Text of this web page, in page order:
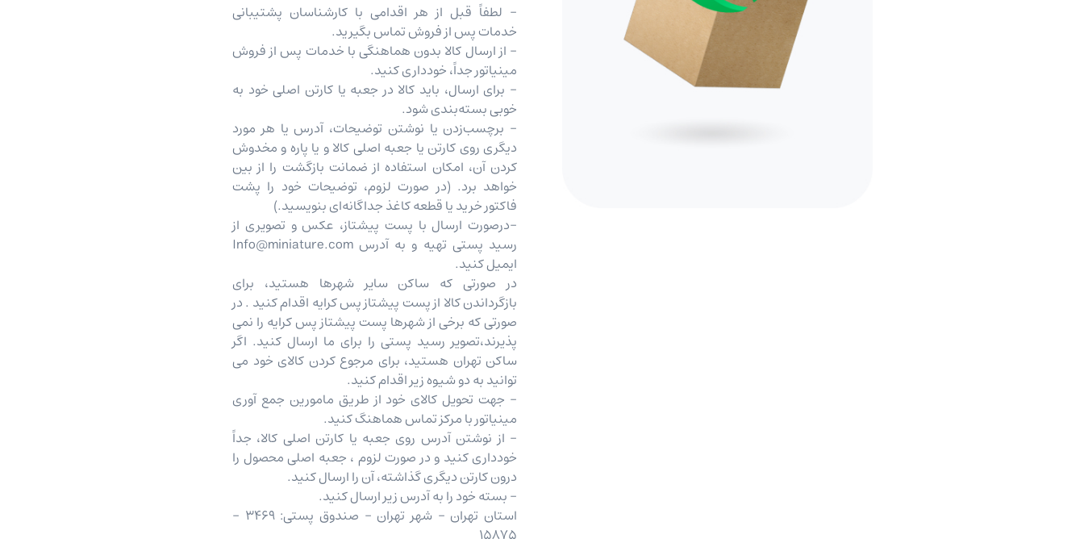
- لطفاً قبل از هر اقدامی با کارشناسان پشتیبانی
خدمات پس از فروش تماس بگیرید.
- از ارسال کالا بدون هماهنگی با خدمات پس از فروش
مینیاتور جداً، خودداری کنید.
- برای ارسال، باید کالا در جعبه یا کارتن اصلی خود به
‏خوبی بسته‌بندی شود.
- برچسب‌زدن یا نوشتن توضیحات، آدرس یا هر مورد
دیگری روی کارتن یا جعبه اصلی کالا و یا پاره و مخدوش
کردن آن، امکان استفاده از ضمانت بازگشت را از بین
خواهد برد. (در صورت لزوم، توضیحات خود را پشت
فاکتور خرید یا قطعه کاغذ جداگانه‌ای بنویسید.)
-درصورت ارسال با پست پیشتاز، عکس و تصویری از
رسید پستی تهیه و به آدرس Info@miniature.com
ایمیل کنید.
در صورتی که ساکن سایر شهرها هستید، برای
بازگرداندن کالا از پست پیشتاز پس کرایه اقدام کنید . در
صورتی که برخی از شهرها پست پیشتاز پس کرایه را نمی
پذیرند،تصویر رسید پستی را برای ما ارسال کنید. اگر
ساکن تهران هستید، برای مرجوع کردن کالای خود می
توانید به دو شیوه زیر اقدام کنید.
- جهت تحویل کالای خود از طریق مامورین جمع آوری
مینیاتور با مرکز تماس هماهنگ کنید.
- از نوشتن آدرس روی جعبه یا کارتن اصلی کالا، جداً
خودداری کنید و در صورت لزوم ، جعبه اصلی محصول را
درون کارتن دیگری گذاشته، آن را ارسال کنید.
- بسته خود را به آدرس زیر ارسال کنید.
استان تهران - شهر تهران - صندوق پستی: 3469 -
15875